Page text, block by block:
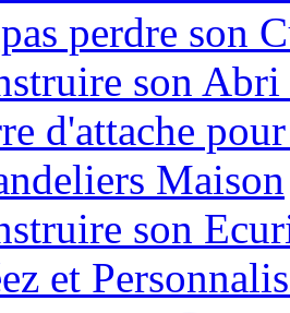
perdre son
son
d'attache
Maison
son
et